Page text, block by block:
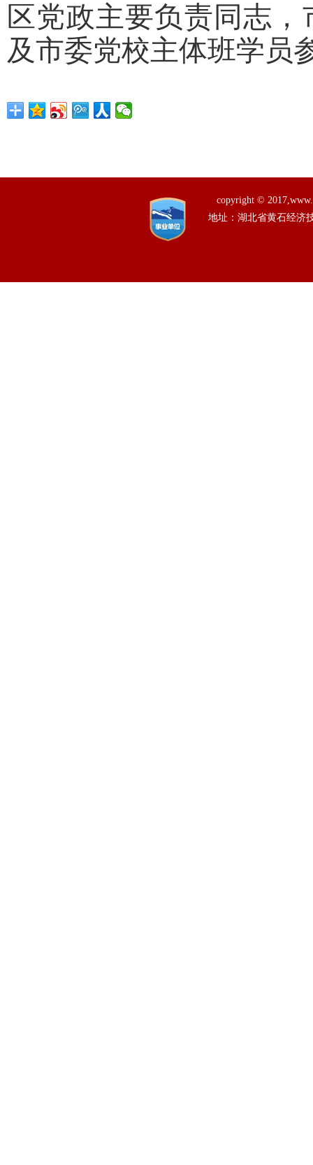
区党政主要负责同志
及市委党校主体班学员
copyright ©
地址：湖北省黄石经济